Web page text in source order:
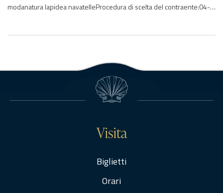
modanatura lapidea navatelleProcedura di scelta del contraente:04-
partecipantiARCA RESTAURI – ITAZZURRA COSTRUZIONI S.r.l. –
ITDA.CA. SUD COSTRUZIONI srl…
Visita
Biglietti
Orari